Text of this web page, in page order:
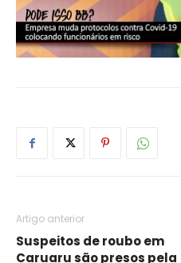
Artigo anterior
Suspeitos de roubo em
Caruaru são presos pela